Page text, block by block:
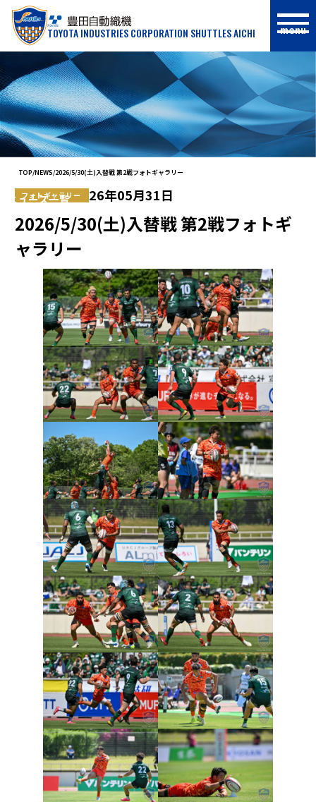
TOYOTA INDUSTRIES CORPORATION SHUTTLES AICHI menu
NEWS
ニュース一覧
TOP NEWS 2026/5/30(土)入替戦 第2戦フォトギャラリー
フォトギャラリー 26年05月31日
2026/5/30(土)入替戦 第2戦フォトギ
ャラリー